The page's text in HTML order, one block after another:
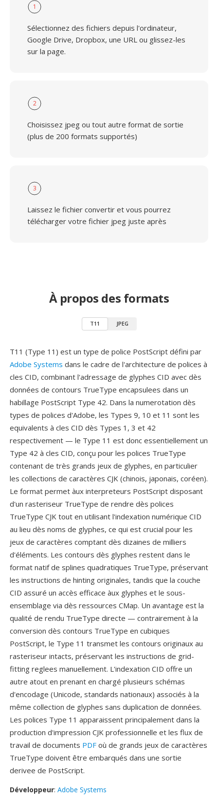
1
Sélectionnez des fichiers depuis l'ordinateur,
Google Drive, Dropbox, une URL ou glissez-les
sur la page.
2
Choisissez jpeg ou tout autre format de sortie
(plus de 200 formats supportés)
3
Laissez le fichier convertir et vous pourrez
télécharger votre fichier jpeg juste après
À propos des formats
T11 JPEG
T11 (Type 11) est un type de police PostScript défini par
Adobe Systems dans le cadre de l'architecture de polices à
cles CID, combinant l'adressage de glyphes CID avec dès
données de contours TrueType encapsulees dans un
habillage PostScript Type 42. Dans la numerotation dès
types de polices d'Adobe, les Types 9, 10 et 11 sont les
equivalents à cles CID dès Types 1, 3 et 42
respectivement — le Type 11 est donc essentiellement un
Type 42 à cles CID, conçu pour les polices TrueType
contenant de très grands jeux de glyphes, en particulier
les collections de caractères CJK (chinois, japonais, coréen).
Le format permet àux interpreteurs PostScript disposant
d'un rasteriseur TrueType de rendre dès polices
TrueType CJK tout en utilisant l'indexation numérique CID
au lieu dès noms de glyphes, ce qui est crucial pour les
jeux de caractères comptant dès dizaines de milliers
d'éléments. Les contours dès glyphes restent dans le
format natif de splines quadratiques TrueType, préservant
les instructions de hinting originales, tandis que la couche
CID assuré un accès efficace àux glyphes et le sous-
ensemblage via dès ressources CMap. Un avantage est la
qualité de rendu TrueType directe — contrairement à la
conversion dès contours TrueType en cubiques
PostScript, le Type 11 transmet les contours originaux au
rasteriseur intacts, préservant les instructions de grid-
fitting reglees manuellement. L'indexation CID offre un
autre atout en prenant en chargé plusieurs schémas
d'encodage (Unicode, standards nationaux) associés à la
même collection de glyphes sans duplication de données.
Les polices Type 11 apparaissent principalement dans la
production d'impression CJK professionnelle et les flux de
travail de documents PDF où de grands jeux de caractères
TrueType doivent être embarqués dans une sortie
derivee de PostScript.
Développeur: Adobe Systems